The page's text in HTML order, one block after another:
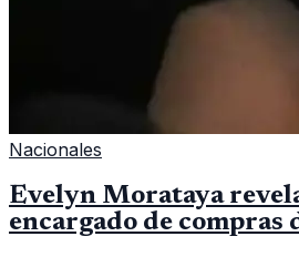
Nacionales
Evelyn Morataya
encargado de compras